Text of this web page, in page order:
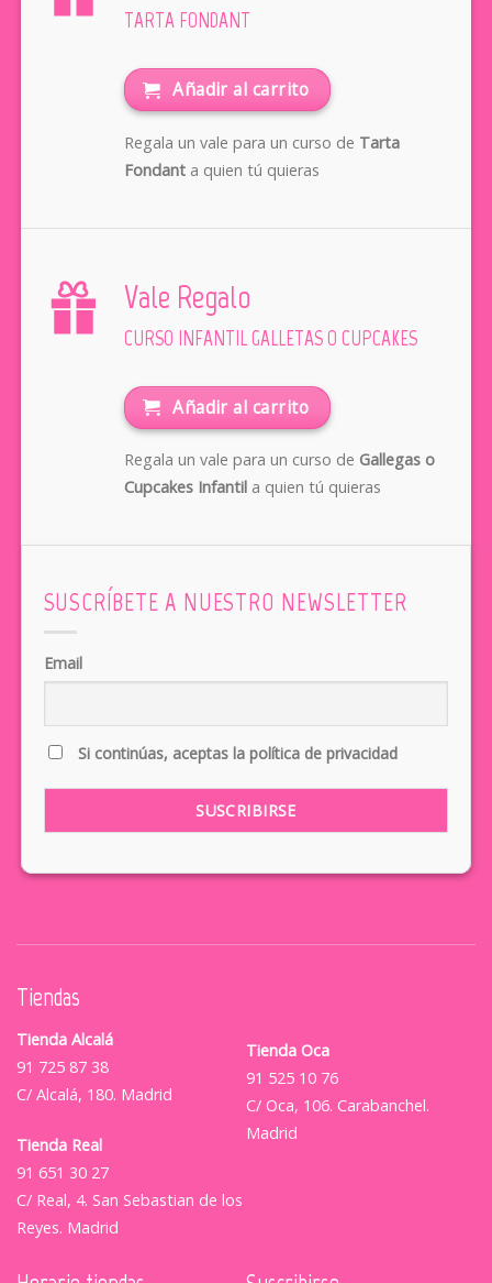
TARTA FONDANT
Añadir al carrito
Regala un vale para un curso de Tarta
Fondanta quien tú quieras
Vale Regalo
CURSO INFANTIL GALLETAS O CUPCAKES
Añadir al carrito
Regala un vale para un curso de Gallegas o
Cupcakes Infantila quien tú quieras
SUSCRÍBETE A NUESTRO NEWSLETTER
Email
Si continúas, aceptas la política de privacidad
Tiendas
Tienda Alcalá
91 725 87 38
C/ Alcalá, 180. Madrid
Tienda Real
91 651 30 27
C/ Real, 4. San Sebastian de los
Reyes. Madrid
Tienda Oca
91 525 10 76
C/ Oca, 106. Carabanchel.
Madrid